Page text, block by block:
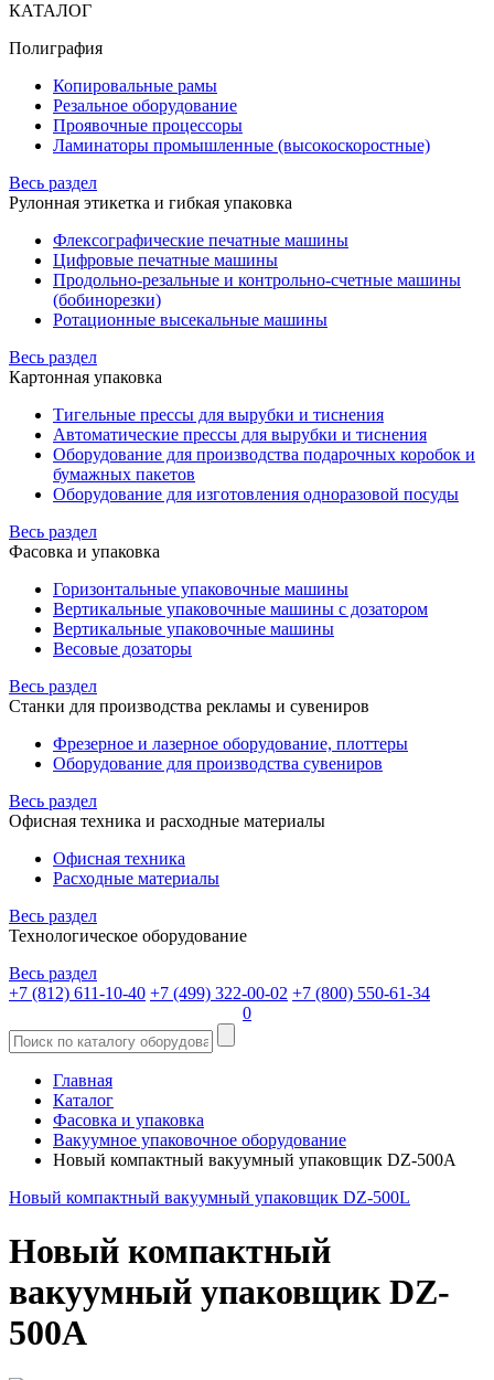
КАТАЛОГ
Полиграфия
Копировальные рамы
Резальное оборудование
Проявочные процессоры
Ламинаторы промышленные (высокоскоростные)
Весь раздел
Рулонная этикетка и гибкая упаковка
Флексографические печатные машины
Цифровые печатные машины
Продольно-резальные и контрольно-счетные машины
(бобинорезки)
Ротационные высекальные машины
Весь раздел
Картонная упаковка
Тигельные прессы для вырубки и тиснения
Автоматические прессы для вырубки и тиснения
Оборудование для производства подарочных коробок и
бумажных пакетов
Оборудование для изготовления одноразовой посуды
Весь раздел
Фасовка и упаковка
Горизонтальные упаковочные машины
Вертикальные упаковочные машины с дозатором
Вертикальные упаковочные машины
Весовые дозаторы
Весь раздел
Станки для производства рекламы и сувениров
Фрезерное и лазерное оборудование, плоттеры
Оборудование для производства сувениров
Весь раздел
Офисная техника и расходные материалы
Офисная техника
Расходные материалы
Весь раздел
Технологическое оборудование
Весь раздел
+7 (812) 611-10-40 +7 (499) 322-00-02 +7 (800) 550-61-34
0
Главная
Каталог
Фасовка и упаковка
Вакуумное упаковочное оборудование
Новый компактный вакуумный упаковщик DZ-500A
Новый компактный вакуумный упаковщик DZ-500L
Новый компактный
вакуумный упаковщик DZ-
500A